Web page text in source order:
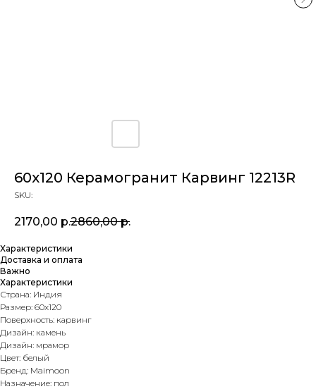
60х120 Керамогранит Карвинг 12213R
SKU:
2170,00 р.2860,00 р.
Характеристики
Доставка и оплата
Важно
Характеристики
Страна: Индия
Размер: 60х120
Поверхность: карвинг
Дизайн: камень
Дизайн: мрамор
Цвет: белый
Бренд: Maimoon
Назначение: пол